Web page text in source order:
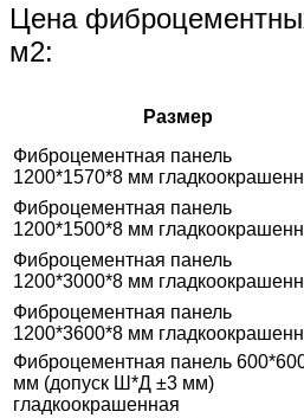
Цена
м2:
Размер
Фиброцементная панель
1200*1570*8 мм
Фиброцементная панель
1200*1500*8 мм
Фиброцементная панель
1200*3000*8 мм
Фиброцементная панель
1200*3600*8 мм
Фиброцементная панель
мм (допуск Ш*Д ±3 мм)
гладкоокрашенная